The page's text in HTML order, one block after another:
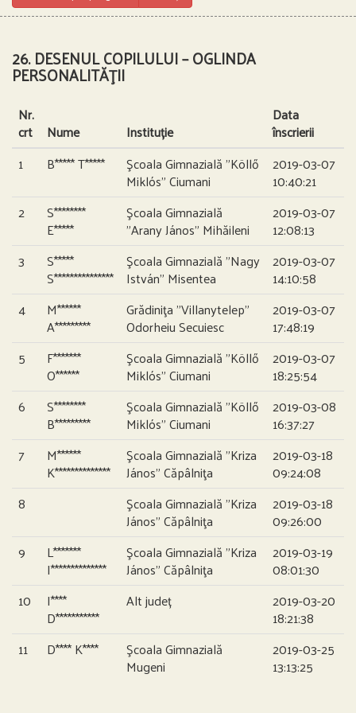
26. DESENUL COPILULUI – OGLINDA
PERSONALITĂŢII
Nr.
crt Nume Instituție
Data
înscrierii
1
B***** T***** Şcoala Gimnazială ”Köllő
Miklós” Ciumani
2019-03-07
10:40:21
2
S********
E*****
Şcoala Gimnazială
”Arany János” Mihăileni
2019-03-07
12:08:13
3
S*****
S***************
Şcoala Gimnazială ”Nagy
István” Misentea
2019-03-07
14:10:58
4
M******
A*********
Grădiniţa ”Villanytelep”
Odorheiu Secuiesc
2019-03-07
17:48:19
5
F*******
O******
Şcoala Gimnazială ”Köllő
Miklós” Ciumani
2019-03-07
18:25:54
6
S********
B*********
Şcoala Gimnazială ”Köllő
Miklós” Ciumani
2019-03-08
16:37:27
7
M******
K**************
Şcoala Gimnazială ”Kriza
János” Căpâlniţa
2019-03-18
09:24:08
8
Şcoala Gimnazială ”Kriza
János” Căpâlniţa
2019-03-18
09:26:00
9
L*******
I**************
Şcoala Gimnazială ”Kriza
János” Căpâlniţa
2019-03-19
08:01:30
10
I****
D***********
Alt județ 2019-03-20
18:21:38
11
D**** K**** Şcoala Gimnazială
Mugeni
2019-03-25
13:13:25